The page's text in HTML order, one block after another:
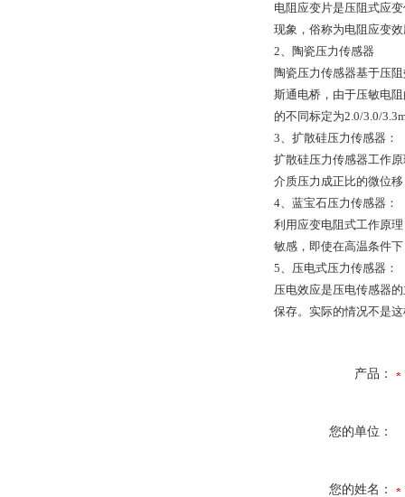
电阻应变片是压阻式应
现象，俗称为电阻应变
2、陶瓷压力传感器
陶瓷压力传感器基于压
斯通电桥，由于压敏电
的不同标定为2.0/3.0/
3、扩散硅压力传感器：
扩散硅压力传感器工作
介质压力成正比的微位
4、蓝宝石压力传感器：
利用应变电阻式工作原
敏感，即使在高温条件
5、压电式压力传感器：
压电效应是压电传感器
保存。实际的情况不是
产品：
您的单位：
您的姓名：